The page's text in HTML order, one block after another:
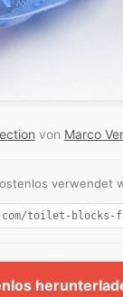
von Marco
verwendet